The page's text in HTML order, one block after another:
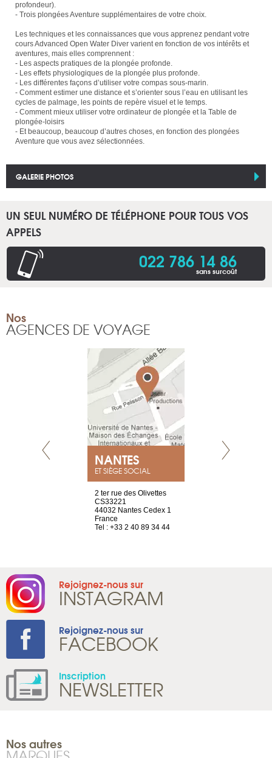
profondeur).
- Trois plongées Aventure supplémentaires de votre choix.
Les techniques et les connaissances que vous apprenez pendant votre
cours Advanced Open Water Diver varient en fonction de vos intérêts et
aventures, mais elles comprennent :
- Les aspects pratiques de la plongée profonde.
- Les effets physiologiques de la plongée plus profonde.
- Les différentes façons d’utiliser votre compas sous-marin.
- Comment estimer une distance et s’orienter sous l’eau en utilisant les
cycles de palmage, les points de repère visuel et le temps.
- Comment mieux utiliser votre ordinateur de plongée et la Table de
plongée-loisirs
- Et beaucoup, beaucoup d’autres choses, en fonction des plongées
Aventure que vous avez sélectionnées.
GALERIE PHOTOS
UN SEUL NUMÉRO DE TÉLÉPHONE POUR TOUS VOS
APPELS
022 786 14 86
sans surcoût
Nos
AGENCES DE VOYAGE
NANTES
ET SIÈGE SOCIAL
2 ter rue des Olivettes
CS33221
44032 Nantes Cedex 1
France
Tel : +33 2 40 89 34 44
Rejoignez-nous sur
INSTAGRAM
Rejoignez-nous sur
FACEBOOK
Inscription
NEWSLETTER
Nos autres